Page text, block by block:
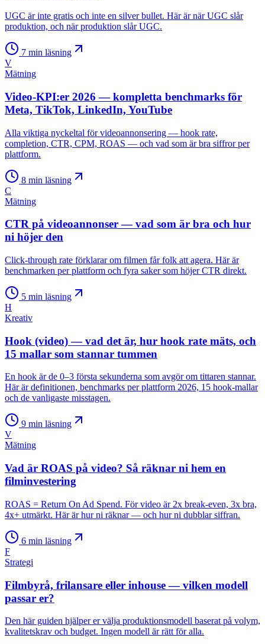
UGC är inte gratis och inte en silver bullet. Här är när UGC slår
produktion, och när produktion slår UGC.
7 min läsning
V
Mätning
Video-KPI:er 2026 — kompletta benchmarks för
Meta, TikTok, LinkedIn, YouTube
Alla viktiga nyckeltal för videoannonsering — hook rate,
completion, CTR, CPM, ROAS — och vad som är bra siffror per
plattform.
8 min läsning
C
Mätning
CTR på videoannonser — vad som är bra och hur
ni höjer den
Click-through rate förklarar om filmen får folk att agera. Här är
benchmarken per plattform och fyra saker som höjer CTR direkt.
5 min läsning
H
Kreativ
Hook (video) — vad det är, hur hook rate mäts, och
15 mallar som stannar tummen
En hook är de 0–3 första sekunderna som avgör om tittaren stannar.
Här är definitionen, benchmarks per plattform 2026, 15 hook-mallar
och de vanligaste misstagen.
9 min läsning
V
Mätning
Vad är ROAS på video? Så räknar ni hem en
filminvestering
ROAS = Return On Ad Spend. För video är 2x break-even, 3x bra,
4x+ utmärkt. Här är hur ni räknar — och hur ni dubblar siffran.
6 min läsning
F
Strategi
Filmbyrå, frilansare eller inhouse — vilken modell
passar er?
Den här guiden hjälper er välja produktionsmodell baserat på volym,
kvalitetskrav och budget. Ingen modell är rätt för alla.